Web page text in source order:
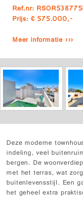
Ref.nr:
Prijs: € 575.000,-
Meer informatie ›››
Deze moderne
indeling, veel
bergen. De
met het terras, wat
buitenlevensstijl. Een
het geheel extra